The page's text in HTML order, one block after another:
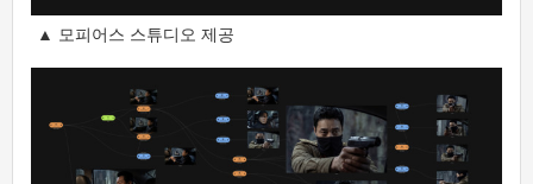
▲ 모피어스 스튜디오 제공